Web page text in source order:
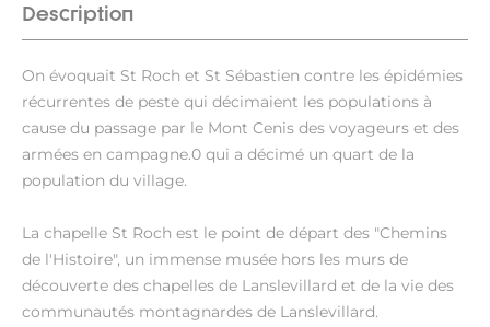
Description
On évoquait St Roch et St Sébastien contre les épidémies
récurrentes de peste qui décimaient les populations à
cause du passage par le Mont Cenis des voyageurs et des
armées en campagne.0 qui a décimé un quart de la
population du village.
La chapelle St Roch est le point de départ des "Chemins
de l'Histoire", un immense musée hors les murs de
découverte des chapelles de Lanslevillard et de la vie des
communautés montagnardes de Lanslevillard.